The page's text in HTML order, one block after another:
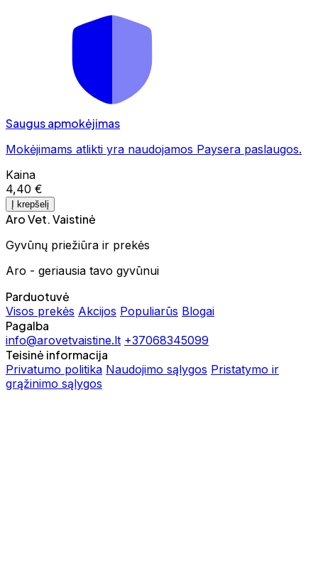
Saugus apmokėjimas
Mokėjimams atlikti yra naudojamos Paysera paslaugos.
Kaina
4,40 €
Į krepšelį
Aro Vet. Vaistinė
Gyvūnų priežiūra ir prekės
Aro - geriausia tavo gyvūnui
Parduotuvė
Visos prekės Akcijos Populiarūs Blogai
Pagalba
info@arovetvaistine.lt +37068345099
Teisinė informacija
Privatumo politika Naudojimo sąlygos Pristatymo ir
grąžinimo sąlygos